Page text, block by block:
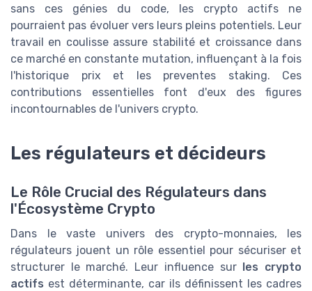
sans ces génies du code, les crypto actifs ne
pourraient pas évoluer vers leurs pleins potentiels. Leur
travail en coulisse assure stabilité et croissance dans
ce marché en constante mutation, influençant à la fois
l'historique prix et les preventes staking. Ces
contributions essentielles font d'eux des figures
incontournables de l'univers crypto.
Les régulateurs et décideurs
Le Rôle Crucial des Régulateurs dans
l'Écosystème Crypto
Dans le vaste univers des crypto-monnaies, les
régulateurs jouent un rôle essentiel pour sécuriser et
structurer le marché. Leur influence sur les crypto
actifs est déterminante, car ils définissent les cadres